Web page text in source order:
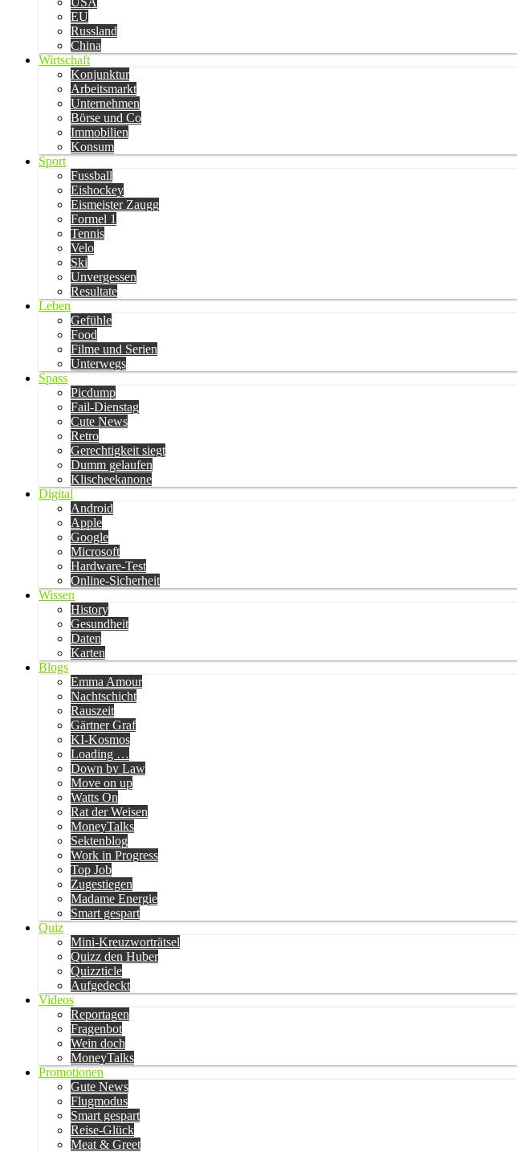
EU
Russland
China
Wirtschaft
Konjunktur
Arbeitsmarkt
Unternehmen
Börse und Co
Immobilien
Konsum
Sport
Fussball
Eishockey
Eismeister Zaugg
Formel 1
Tennis
Velo
Ski
Unvergessen
Resultate
Leben
Gefühle
Food
Filme und Serien
Unterwegs
Spass
Picdump
Fail-Dienstag
Cute News
Retro
Gerechtigkeit siegt
Dumm gelaufen
Klischeekanone
Digital
Android
Apple
Google
Microsoft
Hardware-Test
Online-Sicherheit
Wissen
History
Gesundheit
Daten
Karten
Blogs
Emma Amour
Nachtschicht
Rauszeit
Gärtner Graf
KI-Kosmos
Loading …
Down by Law
Move on up
Watts On
Rat der Weisen
MoneyTalks
Sektenblog
Work in Progress
Top Job
Zugestiegen
Madame Energie
Smart gespart
Quiz
Mini-Kreuzworträtsel
Quizz den Huber
Quizzticle
Aufgedeckt
Videos
Reportagen
Fragenbot
Wein doch
MoneyTalks
Promotionen
Gute News
Flugmodus
Smart gespart
Reise-Glück
Meat & Greet